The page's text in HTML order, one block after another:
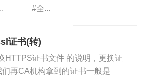
构... #全...
证书(转)
HTTPS证书文件 的说明，更换证
再CA机构拿到的证书一般是